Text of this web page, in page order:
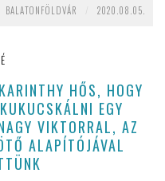
BALATONFÖLDVÁR 2020.08.05.
HŐS, HOGY
EGY
VIKTORRAL, AZ
ALAPÍTÓJÁVAL